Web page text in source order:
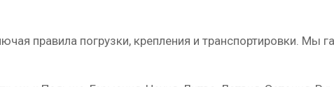
правила погрузки, крепления и транспортировки. Мы